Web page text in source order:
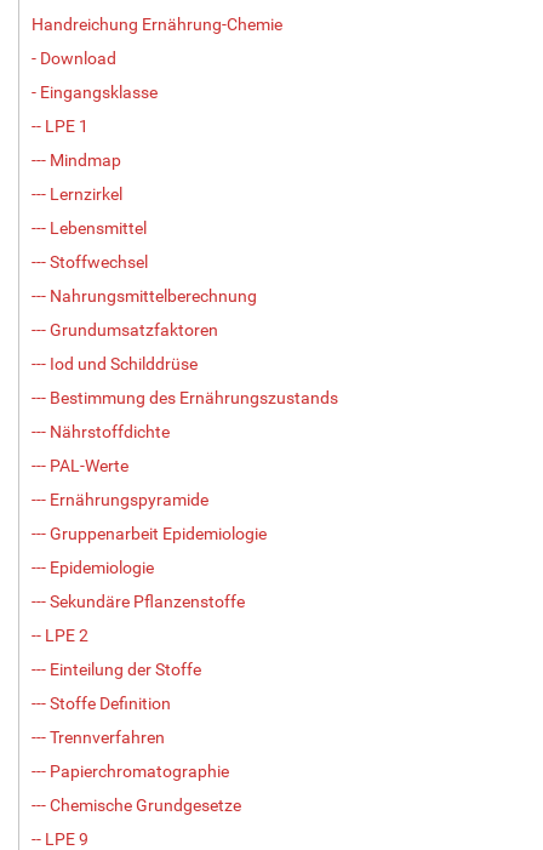
Handreichung Ernährung-Chemie
- Download
- Eingangsklasse
-- LPE 1
--- Mindmap
--- Lernzirkel
--- Lebensmittel
--- Stoffwechsel
--- Nahrungsmittelberechnung
--- Grundumsatzfaktoren
--- Iod und Schilddrüse
--- Bestimmung des Ernährungszustands
--- Nährstoffdichte
--- PAL-Werte
--- Ernährungspyramide
--- Gruppenarbeit Epidemiologie
--- Epidemiologie
--- Sekundäre Pflanzenstoffe
-- LPE 2
--- Einteilung der Stoffe
--- Stoffe Definition
--- Trennverfahren
--- Papierchromatographie
--- Chemische Grundgesetze
-- LPE 9